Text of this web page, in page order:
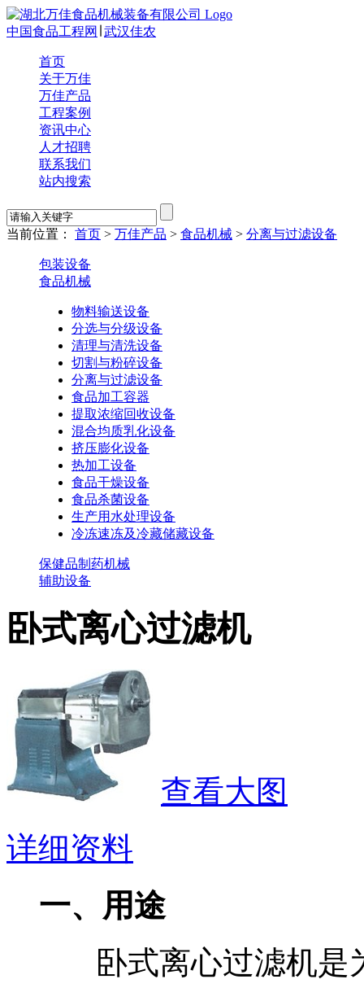
中国食品工程网 武汉佳农
首页
关于万佳
万佳产品
工程案例
资讯中心
人才招聘
联系我们
站内搜索
当前位置： 首页 > 万佳产品 > 食品机械 > 分离与过滤设备
包装设备
食品机械
物料输送设备
分选与分级设备
清理与清洗设备
切割与粉碎设备
分离与过滤设备
食品加工容器
提取浓缩回收设备
混合均质乳化设备
挤压膨化设备
热加工设备
食品干燥设备
食品杀菌设备
生产用水处理设备
冷冻速冻及冷藏储藏设备
保健品制药机械
辅助设备
卧式离心过滤机
查看大图
详细资料
一、用途
卧式离心过滤机是